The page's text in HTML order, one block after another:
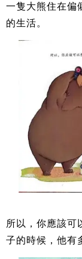
一隻大熊住在偏
的生活。
所以，你應該可
子的時候，他有